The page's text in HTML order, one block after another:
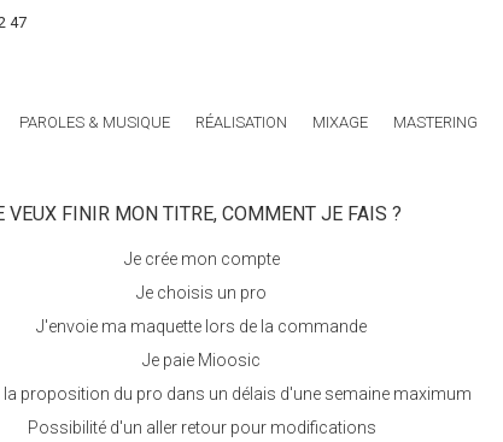
47
PAROLES & MUSIQUE RÉALISATION MIXAGE MASTERING
VEUX FINIR MON TITRE, COMMENT JE FAIS ?
Je crée mon compte
Je choisis un pro
J'envoie ma maquette lors de la commande
Je paie Mioosic
la proposition du pro dans un délais d'une semaine maximum
Possibilité d'un aller retour pour modifications